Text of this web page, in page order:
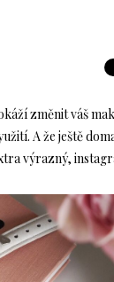
změnit váš
A že ještě
výrazný,